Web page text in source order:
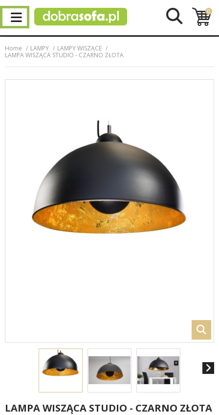
0
Home LAMPY
LAMPY WISZĄCE
LAMPA WISZĄCA STUDIO - CZARNO ZŁOTA
LAMPA WISZĄCA STUDIO - CZARNO ZŁOTA